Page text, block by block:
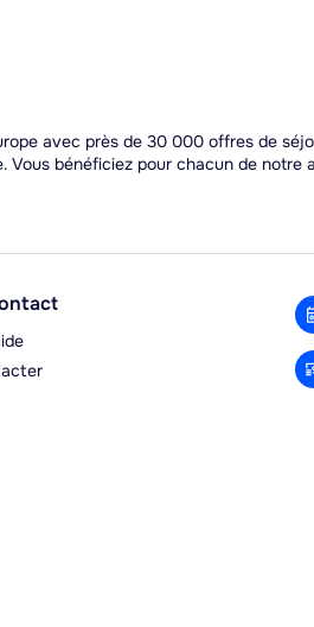
avec près de 30 000 offres de
Vous bénéficiez pour chacun de